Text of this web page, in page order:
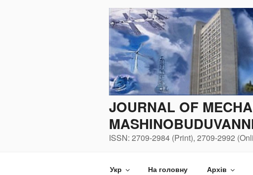
JOURNAL OF
ISSN: 2709-2984 (Print), 2709-2992
Укр На головну Архів